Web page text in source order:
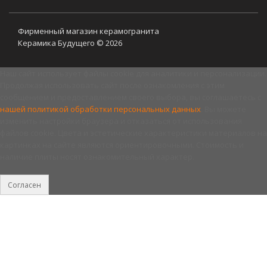
Фирменный магазин керамогранита
Керамика Будущего © 2026
нашей политикой обработки персональных данных
Согласен